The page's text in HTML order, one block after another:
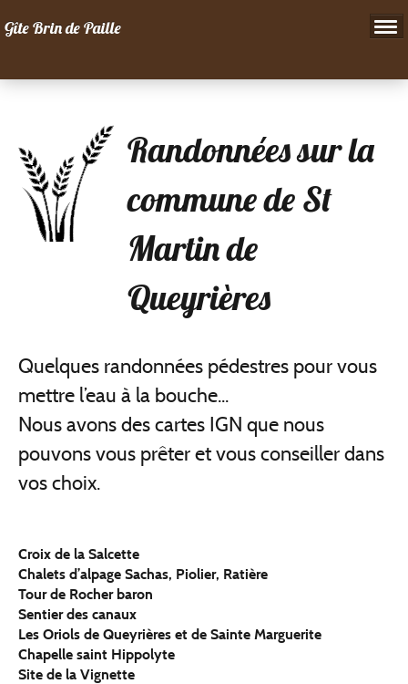
Gîte Brin de Paille
Tarifs & Réservations
Contact & Accès
Activités
Randonnées sur la
commune de St
Martin de
Queyrières
Quelques randonnées pédestres pour vous
mettre l’eau à la bouche...
Nous avons des cartes IGN que nous
pouvons vous prêter et vous conseiller dans
vos choix.
Croix de la Salcette
Chalets d’alpage Sachas, Piolier, Ratière
Tour de Rocher baron
Sentier des canaux
Les Oriols de Queyrières et de Sainte Marguerite
Chapelle saint Hippolyte
Site de la Vignette